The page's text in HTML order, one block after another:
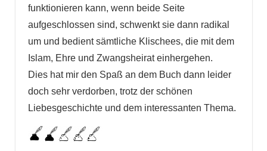
funktionieren kann, wenn beide Seite
aufgeschlossen sind, schwenkt sie dann radikal
um und bedient sämtliche Klischees, die mit dem
Islam, Ehre und Zwangsheirat einhergehen.
Dies hat mir den Spaß an dem Buch dann leider
doch sehr verdorben, trotz der schönen
Liebesgeschichte und dem interessanten Thema.